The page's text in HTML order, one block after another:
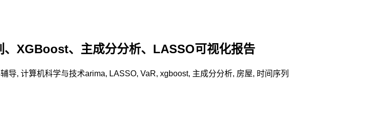
XGBoost、主成分分析、LASSO可视化报告
导, 计算机科学与技术arima, LASSO, VaR, xgboost, 主成分分析, 房屋, 时间序列